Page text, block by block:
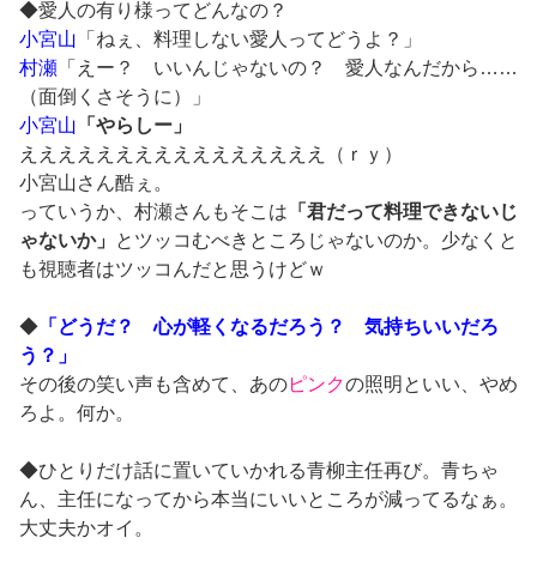
◆愛人の有り様ってどんなの？
小宮山 「ねぇ、料理しない愛人ってどうよ？」
村瀬 「えー？ いいんじゃないの？ 愛人なんだから……
（面倒くさそうに）」
小宮山 「やらしー」
ええええええええええええええええ（ｒｙ）
小宮山さん酷ぇ。
っていうか、村瀬さんもそこは 「君だって料理できないじ
ゃないか」
とツッコむべきところじゃないのか。少なくと
も視聴者はツッコんだと思うけどｗ
◆ 「どうだ？ 心が軽くなるだろう？ 気持ちいいだろ
う？」
その後の笑い声も含めて、あのピンクの照明といい、やめ
ろよ。何か。
◆ひとりだけ話に置いていかれる青柳主任再び。青ちゃ
ん、主任になってから本当にいいところが減ってるなぁ。
大丈夫かオイ。